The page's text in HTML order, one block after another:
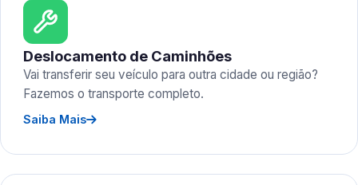
Deslocamento de Caminhões
Vai transferir seu veículo para outra cidade ou região?
Fazemos o transporte completo.
Saiba Mais